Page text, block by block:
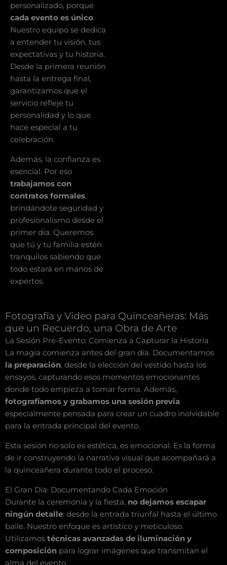
personalizado, porque
cada evento es único.
Nuestro equipo se dedica
a entender tu visión, tus
expectativas y tu historia.
Desde la primera reunión
hasta la entrega final,
garantizamos que el
servicio refleje tu
personalidad y lo que
hace especial a tu
celebración.
Además, la confianza es
esencial. Por eso
trabajamos con
contratos formales,
brindándote seguridad y
profesionalismo desde el
primer día. Queremos
que tú y tu familia estén
tranquilos sabiendo que
todo estará en manos de
expertos.
Fotografía y Video para Quinceañeras: Más
que un Recuerdo, una Obra de Arte
La Sesión Pre-Evento: Comienza a Capturar la Historia
La magia comienza antes del gran día. Documentamos
la preparación, desde la elección del vestido hasta los
ensayos, capturando esos momentos emocionantes
donde todo empieza a tomar forma. Además,
fotografiamos y grabamos una sesión previa
especialmente pensada para crear un cuadro inolvidable
para la entrada principal del evento.
Esta sesión no solo es estética, es emocional. Es la forma
de ir construyendo la narrativa visual que acompañará a
la quinceañera durante todo el proceso.
El Gran Día: Documentando Cada Emoción
Durante la ceremonia y la fiesta, no dejamos escapar
ningún detalle: desde la entrada triunfal hasta el último
baile. Nuestro enfoque es artístico y meticuloso.
Utilizamos técnicas avanzadas de iluminación y
composición para lograr imágenes que transmitan el
alma del evento.